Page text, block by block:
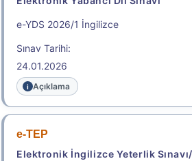
.2026-İYÖS
İdari Yargı Ön Sınavı
Başvuru Tarihi: 11.08.2026
e-YDS 2026/1 İngilizce
Sınav Tarihi:
24.01.2026
Açıklama
e-TEP
Elektronik İngilizce Yeterlik